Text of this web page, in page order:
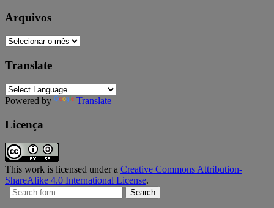
Arquivos
Arquivos
Translate
Powered by Translate
Licença
This work is licensed under a Creative Commons Attribution-
ShareAlike 4.0 International License.
Search
for: